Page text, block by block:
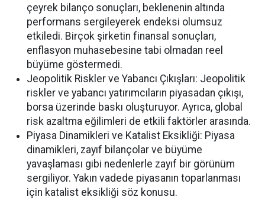
çeyrek bilanço sonuçları, beklenenin altında
performans sergileyerek endeksi olumsuz
etkiledi. Birçok şirketin finansal sonuçları,
enflasyon muhasebesine tabi olmadan reel
büyüme göstermedi.
Jeopolitik Riskler ve Yabancı Çıkışları: Jeopolitik
riskler ve yabancı yatırımcıların piyasadan çıkışı,
borsa üzerinde baskı oluşturuyor. Ayrıca, global
risk azaltma eğilimleri de etkili faktörler arasında.
Piyasa Dinamikleri ve Katalist Eksikliği: Piyasa
dinamikleri, zayıf bilançolar ve büyüme
yavaşlaması gibi nedenlerle zayıf bir görünüm
sergiliyor. Yakın vadede piyasanın toparlanması
için katalist eksikliği söz konusu.